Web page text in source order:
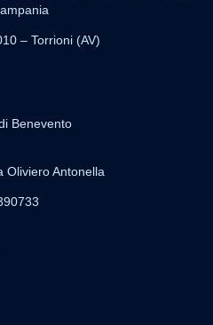
– Torrioni (AV)
Benevento
Oliviero Antonella